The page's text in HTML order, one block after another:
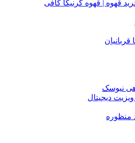
قهوه | قهوه گرنیکا کافی
نیوسک
دیجیتال
منظوره